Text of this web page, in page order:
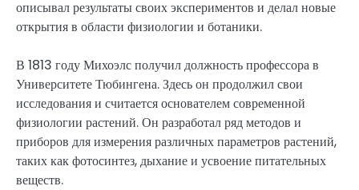
описывал результаты своих экспериментов и делал новые
открытия в области физиологии и ботаники.
В 1813 году Михоэлс получил должность профессора в
Университете Тюбингена. Здесь он продолжил свои
исследования и считается основателем современной
физиологии растений. Он разработал ряд методов и
приборов для измерения различных параметров растений,
таких как фотосинтез, дыхание и усвоение питательных
веществ.